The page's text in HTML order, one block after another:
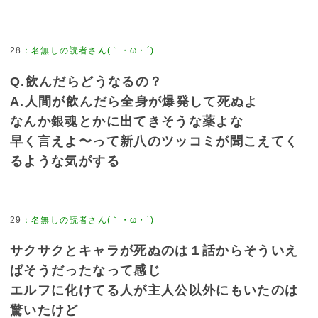
28 ：名無しの読者さん(｀・ω・´)
Q.飲んだらどうなるの？
A.人間が飲んだら全身が爆発して死ぬよ
なんか銀魂とかに出てきそうな薬よな
早く言えよ〜って新八のツッコミが聞こえてく
るような気がする
29 ：名無しの読者さん(｀・ω・´)
サクサクとキャラが死ぬのは１話からそういえ
ばそうだったなって感じ
エルフに化けてる人が主人公以外にもいたのは
驚いたけど